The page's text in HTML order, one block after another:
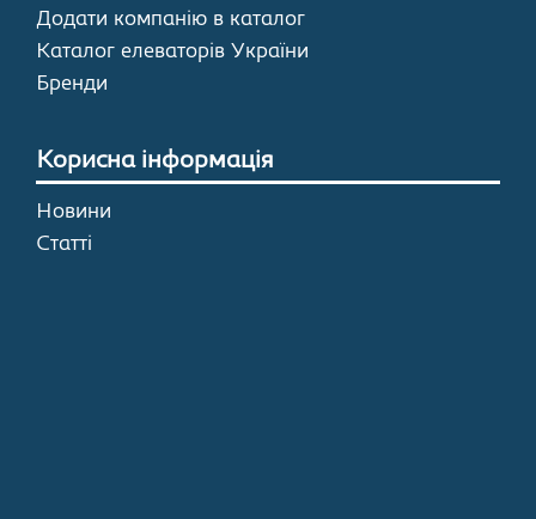
Додати компанію в каталог
Каталог елеваторів України
Бренди
Корисна інформація
Новини
Статті